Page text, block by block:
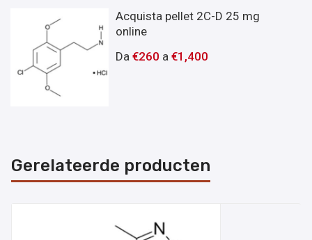
Acquista pellet 2C-D 25 mg
online
Da€260 a€1,400
Gerelateerde producten